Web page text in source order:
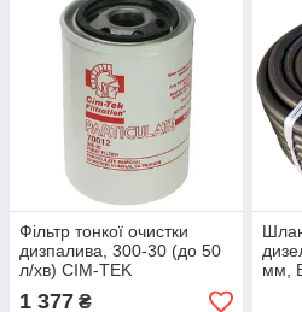
Фільтр тонкої очистки
дизпалива, 300-30 (до 50
л/хв) CIM-TEK
1 377 ₴
мм,